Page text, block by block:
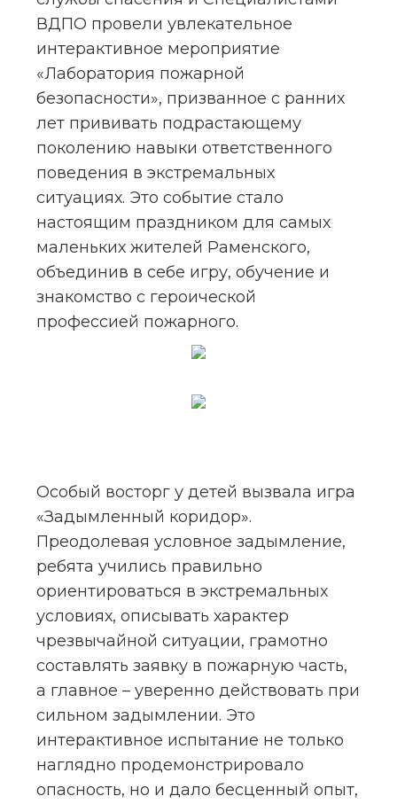
ВДПО провели увлекательное
интерактивное мероприятие
«Лаборатория пожарной
безопасности», призванное с ранних
лет прививать подрастающему
поколению навыки ответственного
поведения в экстремальных
ситуациях. Это событие стало
настоящим праздником для самых
маленьких жителей Раменского,
объединив в себе игру, обучение и
знакомство с героической
профессией пожарного.
Особый восторг у детей вызвала игра
«Задымленный коридор».
Преодолевая условное задымление,
ребята учились правильно
ориентироваться в экстремальных
условиях, описывать характер
чрезвычайной ситуации, грамотно
составлять заявку в пожарную часть,
а главное – уверенно действовать при
сильном задымлении. Это
интерактивное испытание не только
наглядно продемонстрировало
опасность, но и дало бесценный опыт,